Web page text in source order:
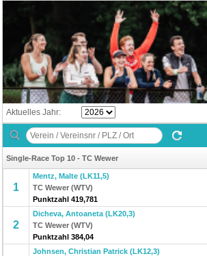
Aktuelles Jahr:
Single-Race Top 10 - TC Wewer
1
Mentz, Malte (LK11,5)
TC Wewer (WTV)
Punktzahl 419,781
2
Dicheva, Antoaneta (LK20,3)
TC Wewer (WTV)
Punktzahl 384,04
Johnsen, Christian Patrick (LK12,3)